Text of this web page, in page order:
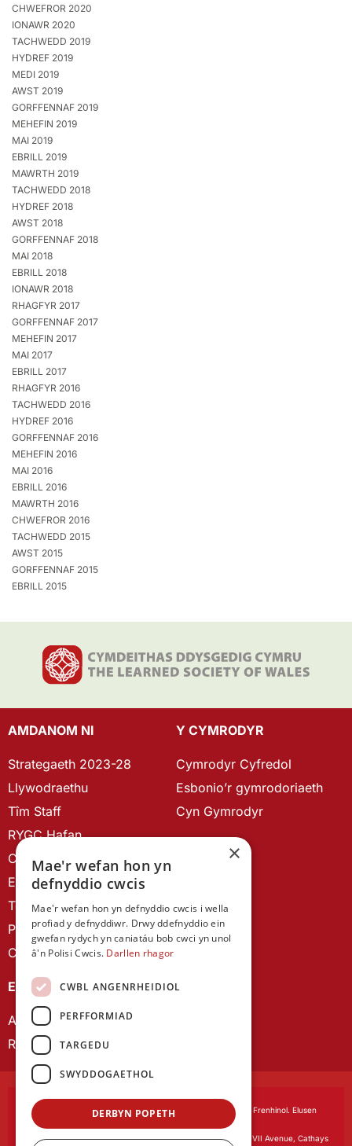
CHWEFROR 2020
IONAWR 2020
TACHWEDD 2019
HYDREF 2019
MEDI 2019
AWST 2019
GORFFENNAF 2019
MEHEFIN 2019
MAI 2019
EBRILL 2019
MAWRTH 2019
TACHWEDD 2018
HYDREF 2018
AWST 2018
GORFFENNAF 2018
MAI 2018
EBRILL 2018
IONAWR 2018
RHAGFYR 2017
GORFFENNAF 2017
MEHEFIN 2017
MAI 2017
EBRILL 2017
RHAGFYR 2016
TACHWEDD 2016
HYDREF 2016
GORFFENNAF 2016
MEHEFIN 2016
MAI 2016
EBRILL 2016
MAWRTH 2016
CHWEFROR 2016
TACHWEDD 2015
AWST 2015
GORFFENNAF 2015
EBRILL 2015
AMDANOM NI
Strategaeth 2023-28
Llywodraethu
Tîm Staff
RYGC Hafan
Canllawiau brandio
Ein Hanes
Telerau ac Amodau
Polisi Preifatrwydd
Cysylltu â ni
Y CYMRODYR
Cymrodyr Cyfredol
Esbonio’r gymrodoriaeth
Cyn Gymrodyr
EIN CYHOEDDIADAU
Astudiaethau Cymreig
Rhwydwaith Ymchwil Gyrfa Cynnar
Cymdeithas Ddysgedig Cymru, corfforedig drwy Siarter Frenhinol. Elusen
Swyddfa gofrestredig:The University Registry, King Edward VII Avenue, Cathays
×
Mae'r wefan hon yn
defnyddio cwcis
Mae'r wefan hon yn defnyddio cwcis i wella
profiad y defnyddiwr. Drwy ddefnyddio ein
gwefan rydych yn caniatáu bob cwci yn unol
â'n Polisi Cwcis. Darllen rhagor
CWBL ANGENRHEIDIOL
PERFFORMIAD
TARGEDU
SWYDDOGAETHOL
DERBYN POPETH